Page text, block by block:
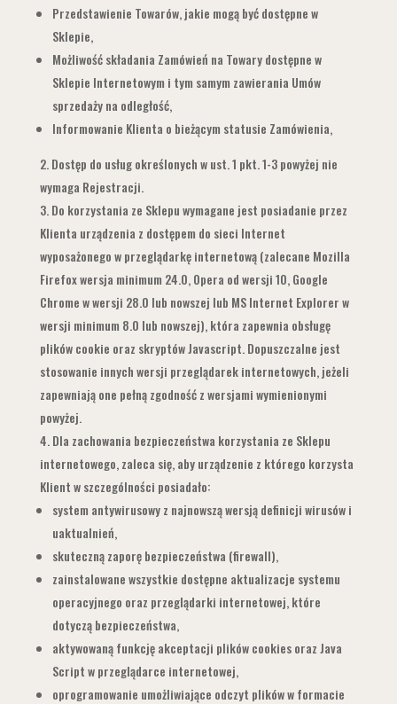
Przedstawienie Towarów, jakie mogą być dostępne w
Sklepie,
Możliwość składania Zamówień na Towary dostępne w
Sklepie Internetowym i tym samym zawierania Umów
sprzedaży na odległość,
Informowanie Klienta o bieżącym statusie Zamówienia,
Dostęp do usług określonych w ust. 1 pkt. 1-3 powyżej nie
wymaga Rejestracji.
Do korzystania ze Sklepu wymagane jest posiadanie przez
Klienta urządzenia z dostępem do sieci Internet
wyposażonego w przeglądarkę internetową (zalecane Mozilla
Firefox wersja minimum 24.0, Opera od wersji 10, Google
Chrome w wersji 28.0 lub nowszej lub MS Internet Explorer w
wersji minimum 8.0 lub nowszej), która zapewnia obsługę
plików cookie oraz skryptów Javascript. Dopuszczalne jest
stosowanie innych wersji przeglądarek internetowych, jeżeli
zapewniają one pełną zgodność z wersjami wymienionymi
powyżej.
Dla zachowania bezpieczeństwa korzystania ze Sklepu
internetowego, zaleca się, aby urządzenie z którego korzysta
Klient w szczególności posiadało:
system antywirusowy z najnowszą wersją definicji wirusów i
uaktualnień,
skuteczną zaporę bezpieczeństwa (firewall),
zainstalowane wszystkie dostępne aktualizacje systemu
operacyjnego oraz przeglądarki internetowej, które
dotyczą bezpieczeństwa,
aktywowaną funkcję akceptacji plików cookies oraz Java
Script w przeglądarce internetowej,
oprogramowanie umożliwiające odczyt plików w formacie